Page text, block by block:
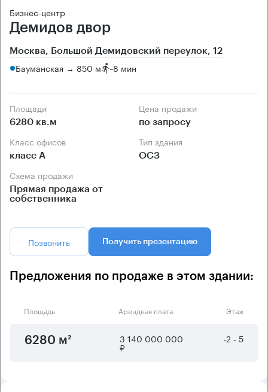
Бизнес-центр
Демидов двор
Москва, Большой Демидовский переулок, 12
Бауманская → 850 м ~8 мин
Площади
6280 кв.м
Цена продажи
по запросу
Класс офисов
класс А
Тип здания
ОСЗ
Схема продажи
Прямая продажа от
собственника
Позвонить Получить презентацию
Предложения по продаже в этом здании:
Площадь Арендная плата Этаж
6280 м² 3 140 000 000
₽
-2 - 5